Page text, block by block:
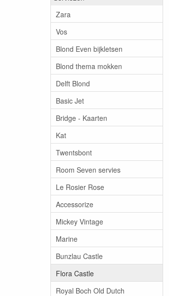
Zara
Vos
Blond Even bijkletsen
Blond thema mokken
Delft Blond
Basic Jet
Bridge - Kaarten
Kat
Twentsbont
Room Seven servies
Le Rosier Rose
Accessorize
Mickey Vintage
Marine
Bunzlau Castle
Flora Castle
Royal Boch Old Dutch